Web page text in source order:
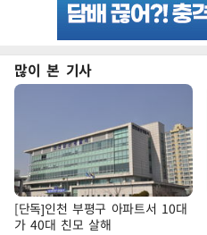
많이 본 기사
[단독]인천 부평구 아파트서 10대
가 40대 친모 살해